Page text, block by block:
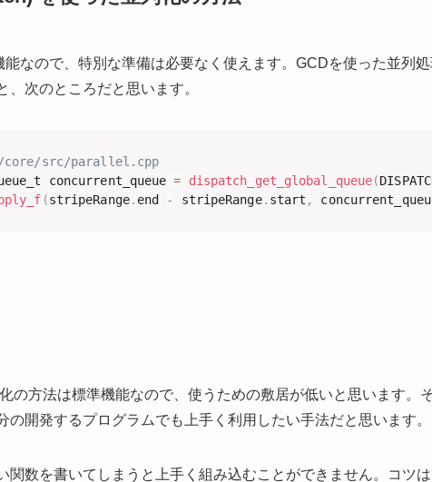
なので、特別な準備は必要なく使えます。GCDを使った並列
、次のところだと思います。
core/src/parallel.cpp
concurrent_queue = dispatch_get_global_queue(
(stripeRange. end - stripeRange. start ,
の方法は標準機能なので、使うための敷居が低いと思います。
の開発するプログラムでも上手く利用したい手法だと思います。
関数を書いてしまうと上手く組み込むことができません。コツ